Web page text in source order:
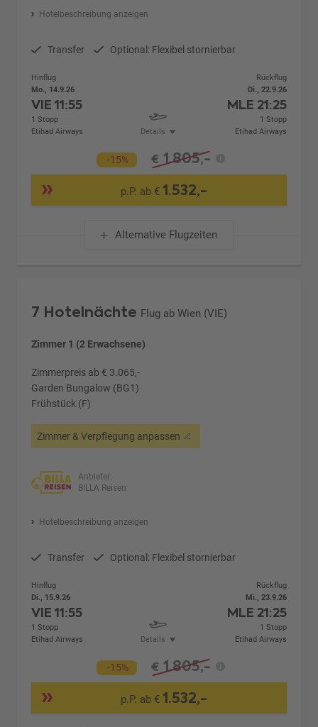
Hotelbeschreibung anzeigen
Transfer Optional: Flexibel stornierbar
Hinflug
Mo., 14.9.26
VIE11:55
1 Stopp
Etihad Airways
Details
Rückflug
Di., 22.9.26
MLE 21:25
1 Stopp
Etihad Airways
-15% € 1.805,-
p.P. ab €1.532,-
Alternative Flugzeiten
7 Hotelnächte Flug ab Wien (VIE)
Zimmer 1 (2 Erwachsene)
Zimmerpreis ab € 3.065,-
Garden Bungalow (BG1)
Frühstück (F)
Zimmer & Verpflegung anpassen
Anbieter:
BILLA Reisen
Hotelbeschreibung anzeigen
Transfer Optional: Flexibel stornierbar
Hinflug
Di., 15.9.26
VIE11:55
1 Stopp
Etihad Airways
Details
Rückflug
Mi., 23.9.26
MLE 21:25
1 Stopp
Etihad Airways
-15% € 1.805,-
p.P. ab €1.532,-